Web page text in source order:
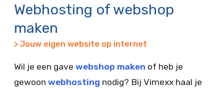
Webhosting of webshop
maken
> Jouw eigen website op internet
Wil je een gave webshop maken of heb je
gewoon webhosting nodig? Bij Vimexx haal je